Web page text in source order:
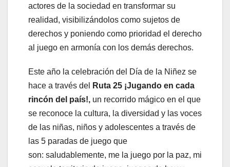
actores de la sociedad en transformar su
realidad, visibilizándolos como sujetos de
derechos y poniendo como prioridad el derecho
al juego en armonía con los demás derechos.
Este año la celebración del Día de la Niñez se
hace a través del
Ruta 25 ¡Jugando en cada
rincón del país!, un recorrido mágico en el que
se reconoce la cultura, la diversidad y las voces
de las niñas, niños y adolescentes a través de
las 5 paradas de juego que
son: saludablemente, me la juego por la paz, mi